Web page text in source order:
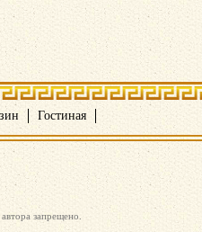
Гостиная
запрещено.